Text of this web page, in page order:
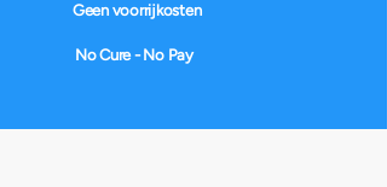
Geen voorrijkosten
No Cure - No Pay